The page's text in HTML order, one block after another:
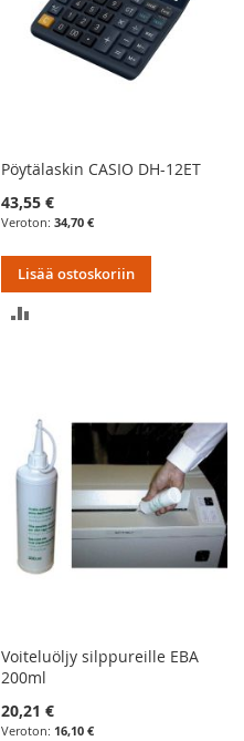
Pöytälaskin CASIO DH-12ET
43,55 €
34,70 €
Lisää ostoskoriin
Voiteluöljy silppureille EBA
200ml
20,21 €
16,10 €